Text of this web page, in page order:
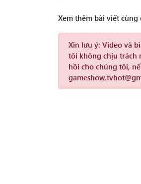
Xem thêm bài viết cùng
Xin lưu ý: Video và
tôi không chịu trách
hồi cho chúng tôi,